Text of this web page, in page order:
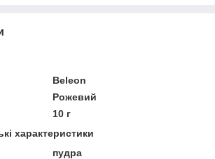
Beleon
Рожевий
10 г
характеристики
пудра